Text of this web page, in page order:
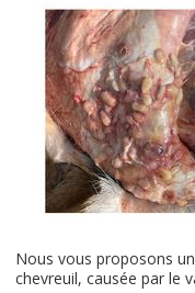
Nous vous proposons
chevreuil, causée par le